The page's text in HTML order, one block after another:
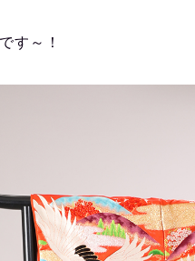
す～！